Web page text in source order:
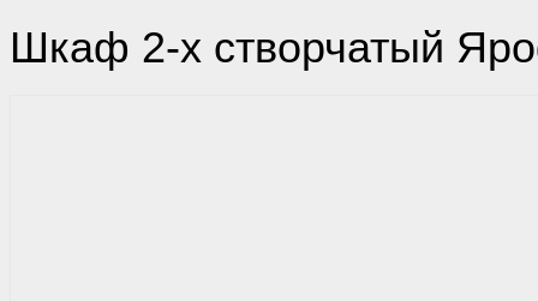
Шкаф 2-х створчатый